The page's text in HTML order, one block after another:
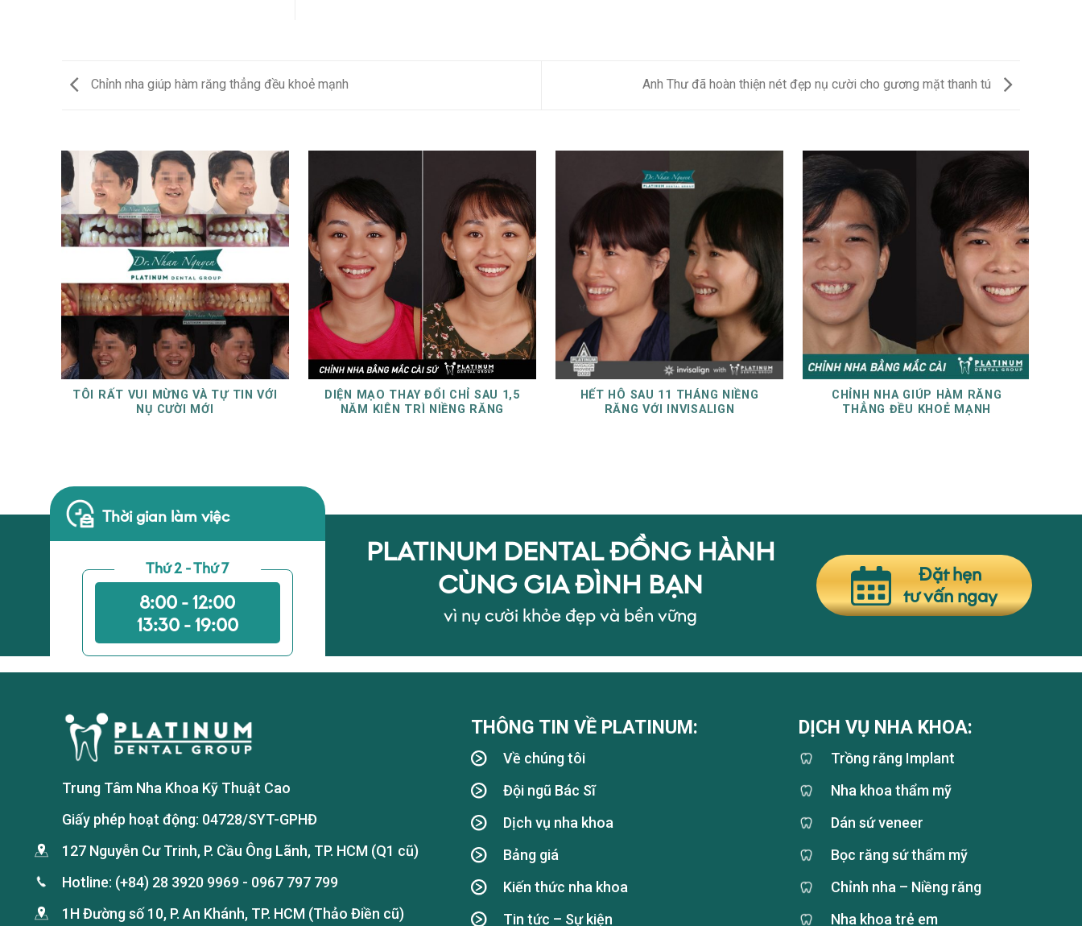
Chỉnh nha giúp hàm răng thẳng đều khoẻ mạnh Anh Thư đã hoàn thiện nét đẹp nụ cười cho gương mặt thanh tú
TÔI RẤT VUI MỪNG VÀ TỰ TIN VỚI
NỤ CƯỜI MỚI
DIỆN MẠO THAY ĐỔI CHỈ SAU 1,5
NĂM KIÊN TRÌ NIỀNG RĂNG
HẾT HÔ SAU 11 THÁNG NIỀNG
RĂNG VỚI INVISALIGN
CHỈNH NHA GIÚP HÀM RĂNG
THẲNG ĐỀU KHOẺ MẠNH
Thời gian làm việc
Thứ 2 - Thứ 7
8:00 - 12:00
13:30 - 19:00
PLATINUM DENTAL ĐỒNG HÀNH
CÙNG GIA ĐÌNH BẠN
vì nụ cười khỏe đẹp và bền vững
Đặt hẹn
tư vấn ngay
Trung Tâm Nha Khoa Kỹ Thuật Cao
Giấy phép hoạt động: 04728/SYT-GPHĐ
127 Nguyễn Cư Trinh, P. Cầu Ông Lãnh, TP. HCM (Q1 cũ)
Hotline: (+84) 28 3920 9969 - 0967 797 799
1H Đường số 10, P. An Khánh, TP. HCM (Thảo Điền cũ)
THÔNG TIN VỀ PLATINUM:
Về chúng tôi
Đội ngũ Bác Sĩ
Dịch vụ nha khoa
Bảng giá
Kiến thức nha khoa
Tin tức – Sự kiện
DỊCH VỤ NHA KHOA:
Trồng răng Implant
Nha khoa thẩm mỹ
Dán sứ veneer
Bọc răng sứ thẩm mỹ
Chỉnh nha – Niềng răng
Nha khoa trẻ em